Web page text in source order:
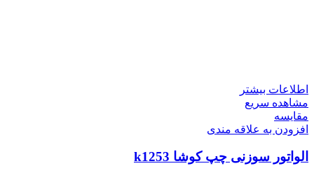
اطلاعات بیشتر
مشاهده سریع
مقایسه
افزودن به علاقه مندی
الواتور سوزنی چپ کوشا k1253